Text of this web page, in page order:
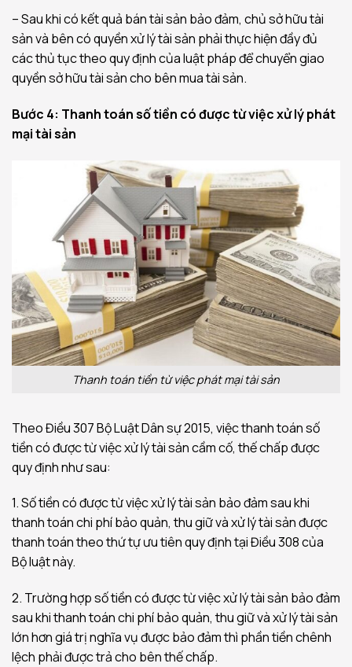
– Sau khi có kết quả bán tài sản bảo đảm, chủ sở hữu tài
sản và bên có quyền xử lý tài sản phải thực hiện đầy đủ
các thủ tục theo quy định của luật pháp để chuyển giao
quyền sở hữu tài sản cho bên mua tài sản.
Bước 4: Thanh toán số tiền có được từ việc xử lý phát
mại tài sản
Thanh toán tiền từ việc phát mại tài sản
Theo Điều 307 Bộ Luật Dân sự 2015, việc thanh toán số
tiền có được từ việc xử lý tài sản cầm cố, thế chấp được
quy định như sau:
1. Số tiền có được từ việc xử lý tài sản bảo đảm sau khi
thanh toán chi phí bảo quản, thu giữ và xử lý tài sản được
thanh toán theo thứ tự ưu tiên quy định tại Điều 308 của
Bộ luật này.
2. Trường hợp số tiền có được từ việc xử lý tài sản bảo đảm
sau khi thanh toán chi phí bảo quản, thu giữ và xử lý tài sản
lớn hơn giá trị nghĩa vụ được bảo đảm thì phần tiền chênh
lệch phải được trả cho bên thế chấp.